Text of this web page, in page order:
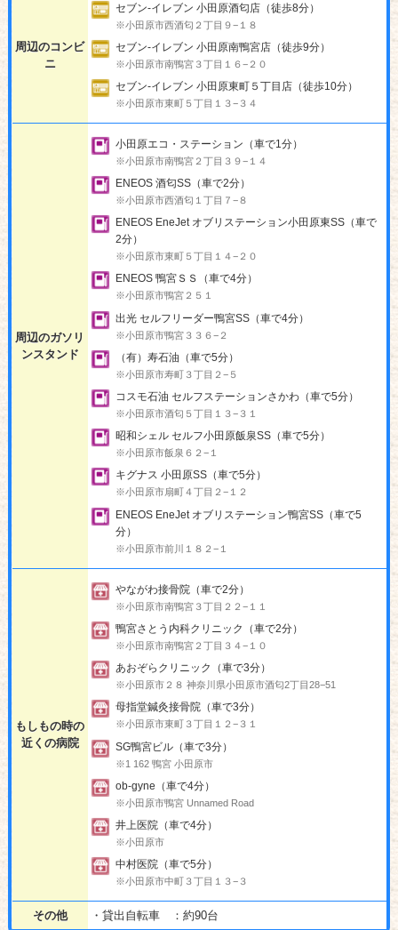
周辺のコンビ
ニ
セブン-イレブン 小田原酒匂店（徒歩8分）
※小田原市西酒匂２丁目９−１８
セブン‐イレブン 小田原南鴨宮店（徒歩9分）
※小田原市南鴨宮３丁目１６−２０
セブン-イレブン 小田原東町５丁目店（徒歩10分）
※小田原市東町５丁目１３−３４
周辺のガソリ
ンスタンド
小田原エコ・ステーション（車で1分）
※小田原市南鴨宮２丁目３９−１４
ENEOS 酒匂SS（車で2分）
※小田原市西酒匂１丁目７−８
ENEOS EneJet オブリステーション小田原東SS（車で
2分）
※小田原市東町５丁目１４−２０
ENEOS 鴨宮ＳＳ（車で4分）
※小田原市鴨宮２５１
出光 セルフリーダー鴨宮SS（車で4分）
※小田原市鴨宮３３６−２
（有）寿石油（車で5分）
※小田原市寿町３丁目２−５
コスモ石油 セルフステーションさかわ（車で5分）
※小田原市酒匂５丁目１３−３１
昭和シェル セルフ小田原飯泉SS（車で5分）
※小田原市飯泉６２−１
キグナス 小田原SS（車で5分）
※小田原市扇町４丁目２−１２
ENEOS EneJet オブリステーション鴨宮SS（車で5
分）
※小田原市前川１８２−１
もしもの時の
近くの病院
やながわ接骨院（車で2分）
※小田原市南鴨宮３丁目２２−１１
鴨宮さとう内科クリニック（車で2分）
※小田原市南鴨宮２丁目３４−１０
あおぞらクリニック（車で3分）
※小田原市２８ 神奈川県小田原市酒匂2丁目28−51
母指堂鍼灸接骨院（車で3分）
※小田原市東町３丁目１２−３１
SG鴨宮ビル（車で3分）
※1 162 鴨宮 小田原市
ob-gyne（車で4分）
※小田原市鴨宮 Unnamed Road
井上医院（車で4分）
※小田原市
中村医院（車で5分）
※小田原市中町３丁目１３−３
その他 ・貸出自転車 ：約90台